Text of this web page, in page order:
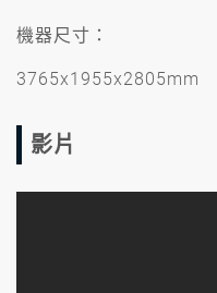
機器尺寸：
3765x1955x2805mm
影片